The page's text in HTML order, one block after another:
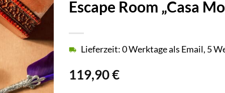
Escape Room „Casa
119,90€
Lieferzeit: 0 Werktage als Email, 5